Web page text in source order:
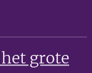
grote